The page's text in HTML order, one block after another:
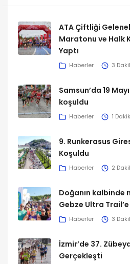
ATA Çiftliği
Maratonu ve Halk
Yaptı
Haberler 3
Samsun’da 19
koşuldu
Haberler 1
9. Runkerasus
Koşuldu
Haberler 2
Doğanın kalbinde
Gebze Ultra
Haberler 3
İzmir’de 37.
Gerçekleşti